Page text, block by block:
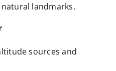
landmarks.
sources and